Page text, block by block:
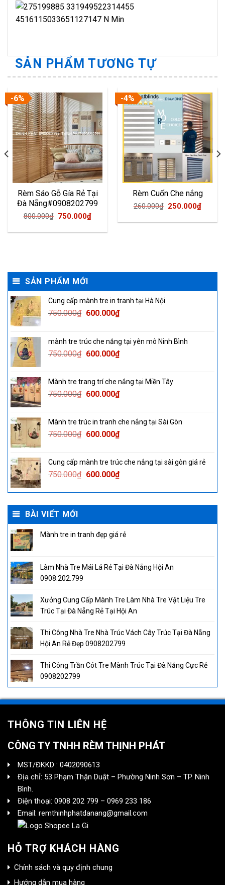
SẢN PHẨM MỚI
Cung cấp mành tre in tranh tại Hà Nội
750.000₫ Original
750.000₫.
600.000₫Current
600.000₫.
mành tre trúc che nắng tại yên mô Ninh Bình
750.000₫ Original
750.000₫.
600.000₫Current
600.000₫.
Mành tre trang trí che nắng tại Miền Tây
750.000₫ Original
750.000₫.
600.000₫Current
600.000₫.
Mành tre trúc in tranh che nắng tại Sài Gòn
750.000₫ Original
750.000₫.
600.000₫Current
600.000₫.
Cung cấp mành tre trúc che nắng tại sài gòn giá rẻ
750.000₫ Original
was:
750.000₫.
600.000₫Current
is:
600.000₫.
BÀI VIẾT MỚI
Mành tre in tranh đẹp giá rẻ
Làm Nhà Tre Mái Lá Rẻ Tại Đà Nẵng Hội An
0908.202.799
Xưởng Cung Cấp Mành Tre Làm Nhà Tre Vật Liệu Tre
Trúc Tại Đà Nẵng Rẻ Tại Hội An
Thi Công Nhà Tre Nhà Trúc Vách Cây Trúc Tại Đà Nẵng
Hội An Rẻ Đẹp 0908202799
Thi Công Trần Cót Tre Mành Trúc Tại Đà Nẵng Cực Rẻ
0908202799
SẢN PHẨM TƯƠNG TỰ
-6%
Rèm Sáo Gỗ Gía Rẻ Tại
Đà Nẵng#0908202799
800.000₫ Original
750.000₫Current
-4%
Rèm Cuốn Che nắng
260.000₫ Original
250.000₫
THÔNG TIN LIÊN HỆ
CÔNG TY TNHH RÈM THỊNH PHÁT
MST/ĐKKD : 0402090613
Địa chỉ: 53 Phạm Thận Duật – Phường Ninh Sơn – TP. Ninh
Bình.
Điện thoại: 0908 202 799 – 0969 233 186
Email: remthinhphatdanang@gmail.com
HỖ TRỢ KHÁCH HÀNG
Chính sách và quy định chung
Hướng dẫn mua hàng